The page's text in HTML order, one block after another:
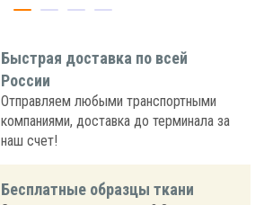
Быстрая доставка по всей
России
Отправляем любыми транспортными
компаниями, доставка до терминала за
наш счет!
Бесплатные образцы ткани